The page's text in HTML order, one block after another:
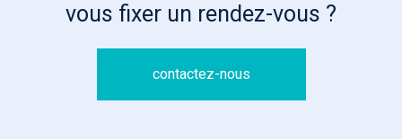
vous fixer un rendez-vous ?
contactez-nous